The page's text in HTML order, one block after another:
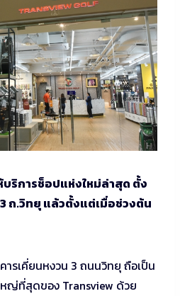
บริการช็อปแห่งใหม่ล่าสุด ตั้ง
ถ.วิทยุ แล้วตั้งแต่เมื่อช่วงต้น
ารเคี่ยนหงวน 3 ถนนวิทยุ ถือเป็น
ญ่ที่สุดของ Transview ด้วย